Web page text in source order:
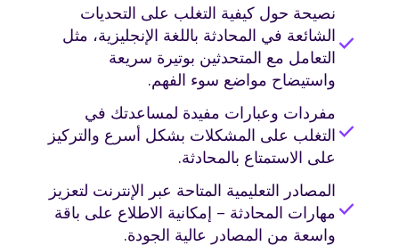
check
نصيحة حول كيفية التغلب على التحديات
الشائعة في المحادثة باللغة الإنجليزية، مثل
التعامل مع المتحدثين بوتيرة سريعة
واستيضاح مواضع سوء الفهم.
check
مفردات وعبارات مفيدة لمساعدتك في
التغلب على المشكلات بشكل أسرع والتركيز
على الاستمتاع بالمحادثة.
check
المصادر التعليمية المتاحة عبر الإنترنت لتعزيز
مهارات المحادثة – إمكانية الاطلاع على باقة
واسعة من المصادر عالية الجودة.